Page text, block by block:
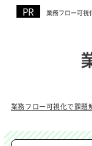
業務フロー可視
業務フロー可視化で課題